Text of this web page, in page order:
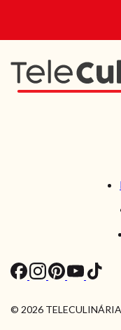
© 2026